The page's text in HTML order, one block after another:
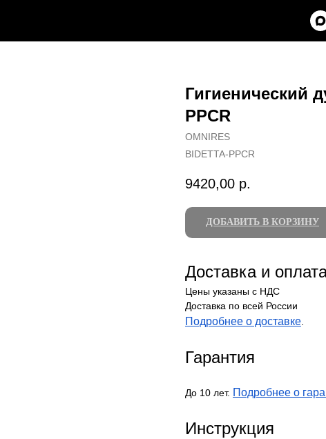
Гигиенический
PPCR
OMNIRES
BIDETTA-PPCR
9420,00 р.
ДОБАВИТЬ В КОРЗИНУ
Доставка и
Цены указаны с НДС
Доставка по всей России
Подробнее о доставке.
Гарантия
До 10 лет. Подробнее о
Инструкция